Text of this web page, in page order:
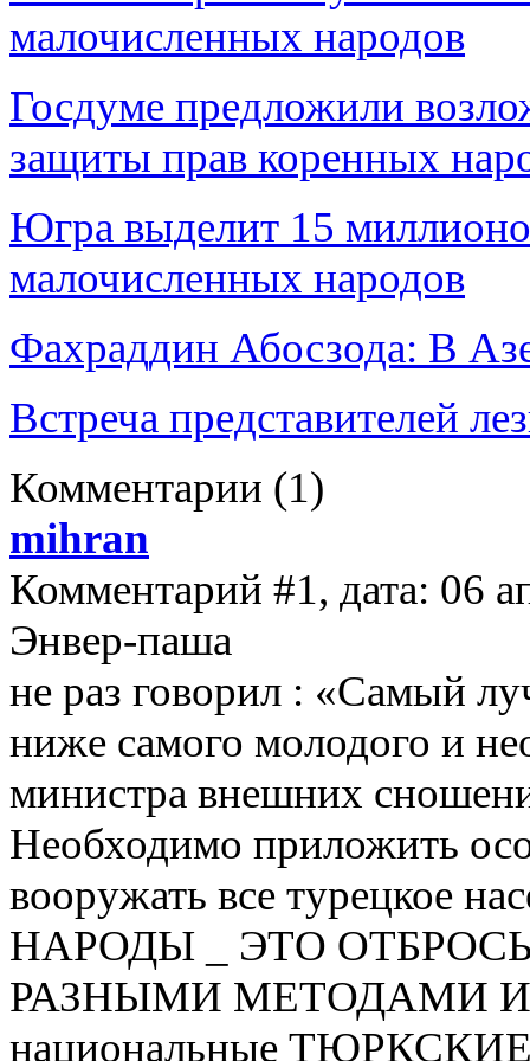
малочисленных народов
Госдуме предложили
защиты прав коренных
Югра выделит 15
малочисленных народов
Фахраддин Абосзода: В
Встреча представителей
Комментарии (1)
mihran
Комментарий #1, дата: 06
Энвер-паша
не раз говорил : «Самый
ниже самого молодого и
министра внешних
Необходимо приложить
вооружать все турецкое
НАРОДЫ _ ЭТО
РАЗНЫМИ МЕТОДАМИ
национальные ТЮРКСКИЕ